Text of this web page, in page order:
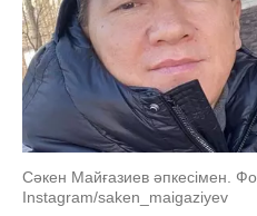
Сәкен Майғазиев әпкесімен.
Instagram/saken_maigaziyev